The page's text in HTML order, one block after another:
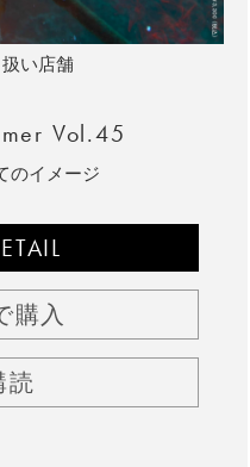
い店舗
Vol.45
のイメージ
購入
読